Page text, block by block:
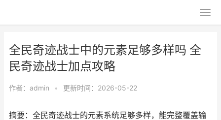
全民奇迹战士中的元素足够多样吗 全
民奇迹战士加点攻略
作者： admin • 更新时间：2026-05-22
摘要：全民奇迹战士的元素系统足够多样，能完整覆盖输